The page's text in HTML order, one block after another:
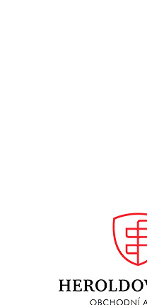
Metodička
31.
MediaArt
Osaka
JA
Virtuální
Historie a